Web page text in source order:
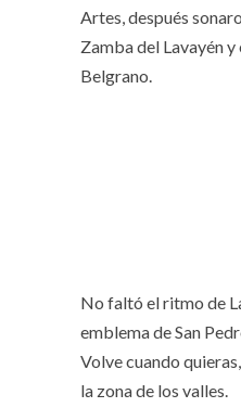
Artes, después
Zamba del Lavayén
Belgrano.
No faltó el ritmo de
emblema de San
Volve cuando
la zona de los valles.